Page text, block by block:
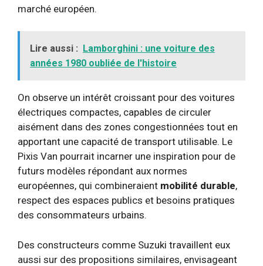
marché européen.
Lire aussi : Lamborghini : une voiture des
années 1980 oubliée de l'histoire
On observe un intérêt croissant pour des voitures
électriques compactes, capables de circuler
aisément dans des zones congestionnées tout en
apportant une capacité de transport utilisable. Le
Pixis Van pourrait incarner une inspiration pour de
futurs modèles répondant aux normes
européennes, qui combineraient mobilité durable,
respect des espaces publics et besoins pratiques
des consommateurs urbains.
Des constructeurs comme Suzuki travaillent eux
aussi sur des propositions similaires, envisageant